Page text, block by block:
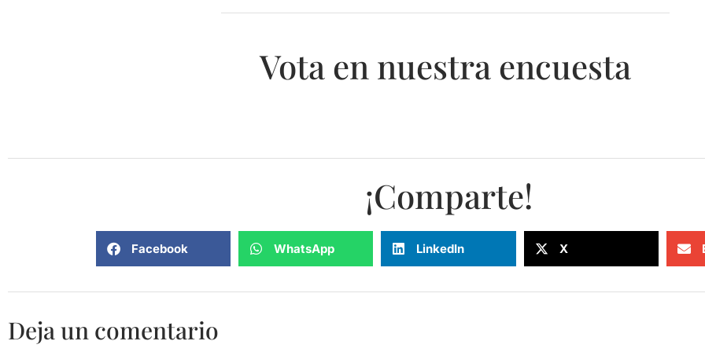
Vota en nuestra encuesta
¡Comparte!
Facebook WhatsApp LinkedIn X
Deja un comentario